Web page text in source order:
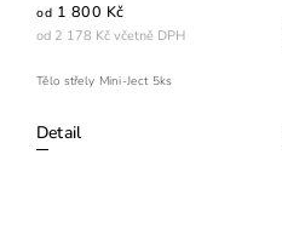
od 2 178 Kč včetně DPH
od 1 800 Kč
Detail
Tělo střely Mini-Ject 5ks